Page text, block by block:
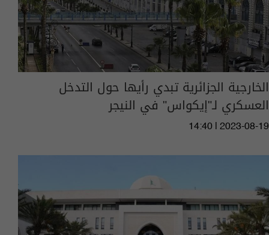
الخارجية الجزائرية تبدي رأيها حول التدخل
العسكري لـ"إيكواس" في النيجر
14:40 | 2023-08-19